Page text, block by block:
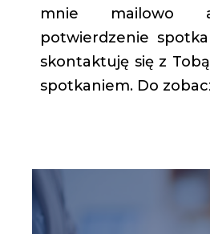
mnie mailowo
potwierdzenie
skontaktuję się z
spotkaniem. Do